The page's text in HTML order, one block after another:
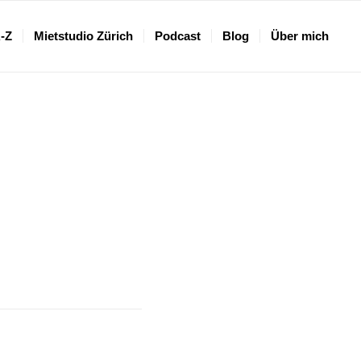
Z Mietstudio Zürich Podcast Blog Über mich